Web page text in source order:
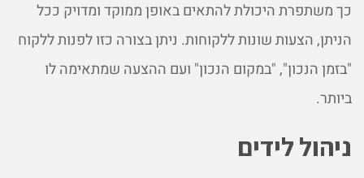
כך משתפרת היכולת להתאים באופן ממוקד ומדויק ככל
הניתן, הצעות שונות ללקוחות. ניתן בצורה כזו לפנות ללקוח
"בזמן הנכון", "במקום הנכון" ועם ההצעה שמתאימה לו
ביותר.
ניהול לידים